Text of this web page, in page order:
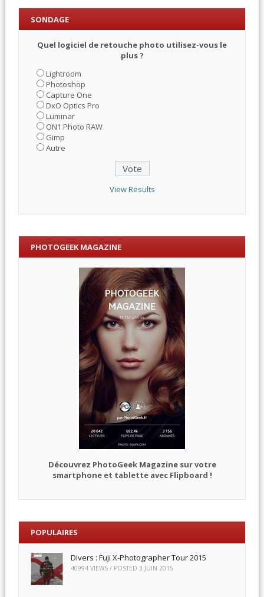
SONDAGE
Quel logiciel de retouche photo utilisez-vous le
plus ?
Lightroom
Photoshop
Capture One
DxO Optics Pro
Luminar
ON1 Photo RAW
Gimp
Autre
View Results
PHOTOGEEK MAGAZINE
Découvrez PhotoGeek Magazine sur votre
smartphone et tablette avec Flipboard !
POPULAIRES
Divers : Fuji X-Photographer Tour 2015
40994 VIEWS / POSTED 3 JUIN 2015